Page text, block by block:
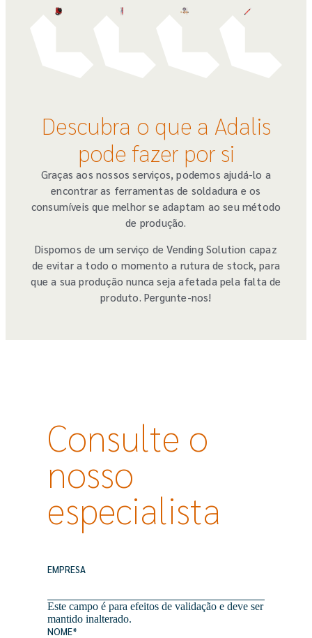
Descubra o que a Adalis
pode fazer por si
Graças aos nossos serviços, podemos ajudá-lo a
encontrar as ferramentas de soldadura e os
consumíveis que melhor se adaptam ao seu método
de produção.
Dispomos de um serviço de Vending Solution capaz
de evitar a todo o momento a rutura de stock, para
que a sua produção nunca seja afetada pela falta de
produto. Pergunte-nos!
Consulte o
nosso
especialista
EMPRESA
Este campo é para efeitos de validação e deve ser
mantido inalterado.
NOME*